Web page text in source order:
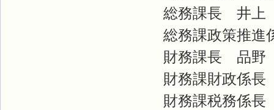
総務課長 井
総務課政策推
財務課長 品
財務課財政係
財務課税務係